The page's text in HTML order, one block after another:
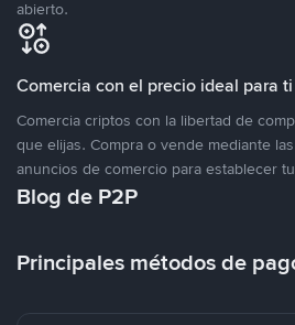
abierto.
Comercia con el precio ideal para ti
Comercia criptos con la libertad de
que elijas. Compra o vende mediante
anuncios de comercio para establecer
Blog de P2P
Principales métodos de